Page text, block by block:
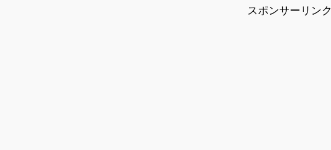
スポンサーリンク